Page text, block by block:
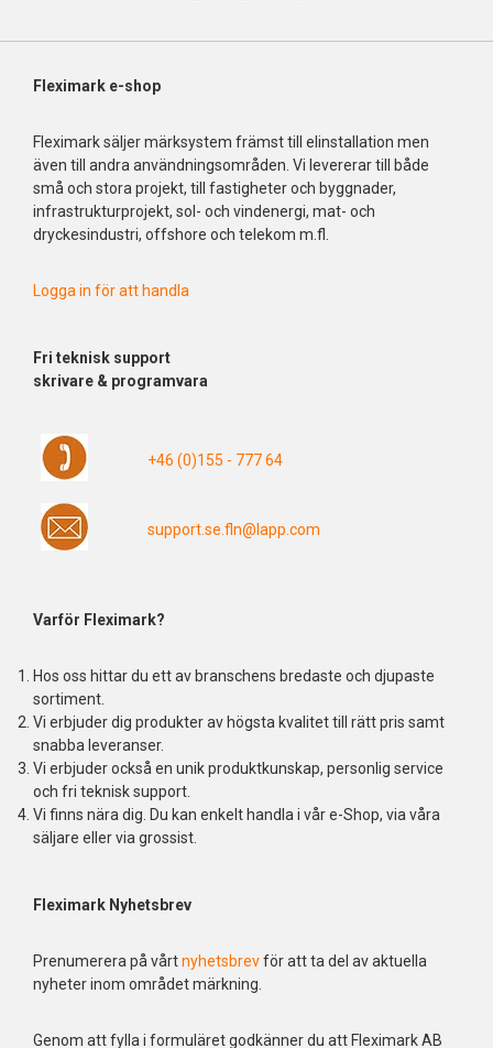
Fleximark e-shop
Fleximark säljer märksystem främst till elinstallation men
även till andra användningsområden. Vi levererar till både
små och stora projekt, till fastigheter och byggnader,
infrastrukturprojekt, sol- och vindenergi, mat- och
dryckesindustri, offshore och telekom m.fl.
Logga in för att handla
Fri teknisk support
skrivare & programvara
+46 (0)155 - 777 64
support.se.fln@lapp.com
Varför Fleximark?
Hos oss hittar du ett av branschens bredaste och djupaste
sortiment.
Vi erbjuder dig produkter av högsta kvalitet till rätt pris samt
snabba leveranser.
Vi erbjuder också en unik produktkunskap, personlig service
och fri teknisk support.
Vi finns nära dig. Du kan enkelt handla i vår e-Shop, via våra
säljare eller via grossist.
Fleximark Nyhetsbrev
Prenumerera på vårtnyhetsbrevför att ta del av aktuella
nyheter inom området märkning.
Genom att fylla i formuläret godkänner du att Fleximark AB